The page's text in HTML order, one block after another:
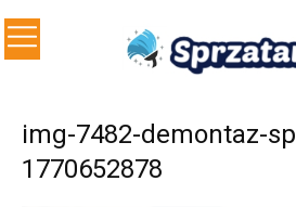
img-7482-demontaz-
1770652878